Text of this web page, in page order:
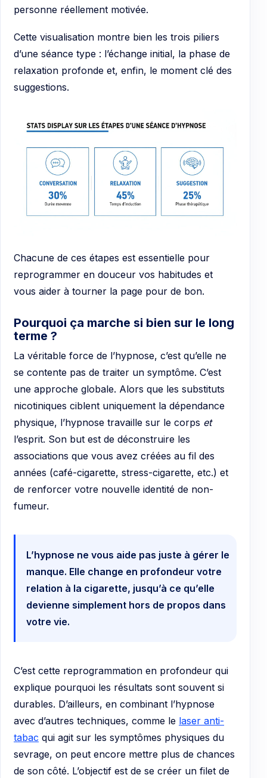
personne réellement motivée.
Cette visualisation montre bien les trois piliers
d’une séance type : l’échange initial, la phase de
relaxation profonde et, enfin, le moment clé des
suggestions.
Chacune de ces étapes est essentielle pour
reprogrammer en douceur vos habitudes et
vous aider à tourner la page pour de bon.
Pourquoi ça marche si bien sur le long
terme ?
La véritable force de l’hypnose, c’est qu’elle ne
se contente pas de traiter un symptôme. C’est
une approche globale. Alors que les substituts
nicotiniques ciblent uniquement la dépendance
physique, l’hypnose travaille sur le corps et
l’esprit. Son but est de déconstruire les
associations que vous avez créées au fil des
années (café-cigarette, stress-cigarette, etc.) et
de renforcer votre nouvelle identité de non-
fumeur.
L’hypnose ne vous aide pas juste à gérer le
manque. Elle change en profondeur votre
relation à la cigarette, jusqu’à ce qu’elle
devienne simplement hors de propos dans
votre vie.
C’est cette reprogrammation en profondeur qui
explique pourquoi les résultats sont souvent si
durables. D’ailleurs, en combinant l’hypnose
avec d’autres techniques, comme le laser anti-
tabac qui agit sur les symptômes physiques du
sevrage, on peut encore mettre plus de chances
de son côté. L’objectif est de se créer un filet de